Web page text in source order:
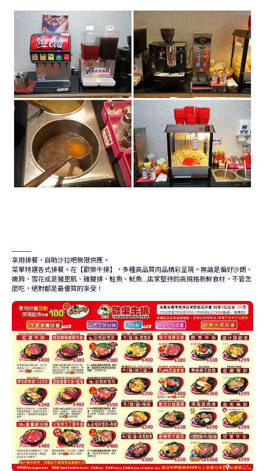
———
享用排餐，自助沙拉吧無限供應。
菜單特選各式排餐。在【歡樂牛排】，多種高品質肉品精彩呈現。無論是偏好沙朗、
嫩肩、雪花或是豬里肌、雞腿排、鮭魚、魷魚
店家堅持的高規格新鮮食材，不管怎
麼吃，絕對都是最優質的享受！